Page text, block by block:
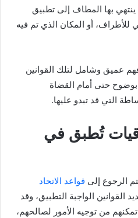
ينتهي بها المطاف إلى تطبيق
للأطراف، أو المكان الذي تم فيه
عميق وشامل لتلك القوانين
بوضوح حتى أمام القضاة
التي قد تبدو عليها.
تُطبق في
الرجوع إلى قواعد الاتحاد
القوانين الواجبة التطبيق، وقد
من توجيه الأمور لصالحهم،